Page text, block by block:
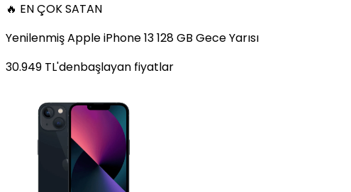
🔥 EN ÇOK SATAN
Yenilenmiş Apple iPhone 13 128 GB Gece Yarısı
30.949 TL'denbaşlayan fiyatlar